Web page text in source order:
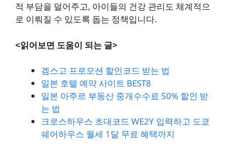
적 부담을 덜어주고, 아이들의 건강 관리도 체계적으
로 이뤄질 수 있도록 돕는 정책입니다.
<읽어보면 도움이 되는 글>
겜스고 프로모션 할인코드 받는 법
일본 호텔 예약 사이트 BEST8
일본 아주르 부동산 중개수수료 50% 할인 받
는 법
크로스하우스 초대코드 WE2Y 입력하고 도쿄
쉐어하우스 월세 1달 무료 혜택까지